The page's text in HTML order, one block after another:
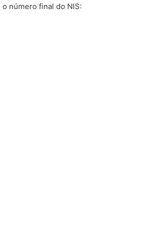
número final do NIS: